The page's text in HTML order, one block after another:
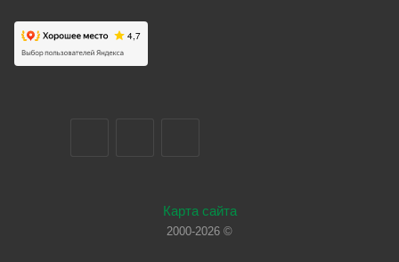
Карта сайта
2000-2026 ©